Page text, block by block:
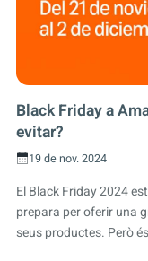
Black Friday a
evitar?
19 de nov. 2024
El Black Friday 2024
prepara per oferir una
seus productes. Però